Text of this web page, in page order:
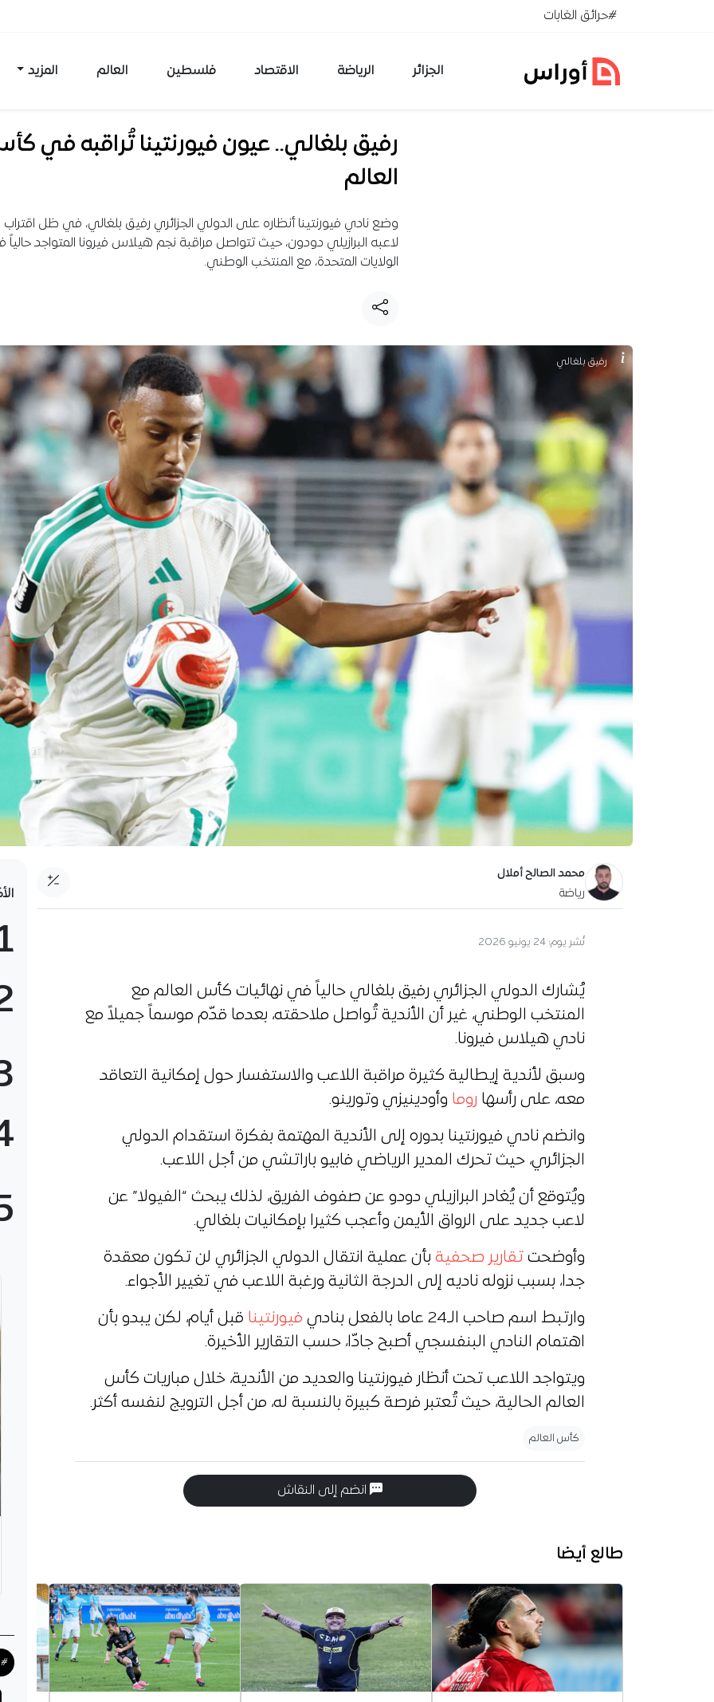
تخطي إلى المحتوى#حرائق الغابات
الجزائر الرياضة الاقتصاد فلسطين العالم المزيد
رفيق بلغالي.. عيون فيورنتينا تُراقبه في
العالم
وضع نادي فيورنتينا أنظاره على الدولي الجزائري رفيق بلغالي، في ظل اقتراب
لاعبه البرازيلي دودون، حيث تتواصل مراقبة نجم هيلاس فيرونا المتواجد
الولايات المتحدة، مع المنتخب الوطني.
رفيق بلغالي
محمد الصالح أملال
رياضة
نُشر يوم: 24 يونيو 2026
يُشارك الدولي الجزائري رفيق بلغالي حالياً في نهائيات كأس العالم مع
المنتخب الوطني، غير أن الأندية تُواصل ملاحقته، بعدما قدّم موسماً جميلاً مع
نادي هيلاس فيرونا.
وسبق لأندية إيطالية كثيرة مراقبة اللاعب والاستفسار حول إمكانية التعاقد
معه، على رأسها روما وأودينيزي وتورينو.
وانضم نادي فيورنتينا بدوره إلى الأندية المهتمة بفكرة استقدام الدولي
الجزائري، حيث تحرك المدير الرياضي فابيو باراتشي من أجل اللاعب.
ويُتوقع أن يُغادر البرازيلي دودو عن صفوف الفريق، لذلك يبحث “الفيولا” عن
لاعب جديد على الرواق الأيمن وأعجب كثيرا بإمكانيات بلغالي.
وأوضحت تقارير صحفية بأن عملية انتقال الدولي الجزائري لن تكون معقدة
جدا، بسبب نزوله ناديه إلى الدرجة الثانية ورغبة اللاعب في تغيير الأجواء.
وارتبط اسم صاحب الـ24 عاما بالفعل بنادي
فيورنتينا قبل أيام، لكن يبدو بأن
اهتمام النادي البنفسجي أصبح جادّا، حسب التقارير الأخيرة.
ويتواجد اللاعب تحت أنظار فيورنتينا والعديد من الأندية، خلال مباريات كأس
العالم الحالية، حيث تُعتبر فرصة كبيرة بالنسبة له، من أجل الترويج لنفسه أكثر.
كأس العالم
انضم إلى النقاش
طالع أيضا